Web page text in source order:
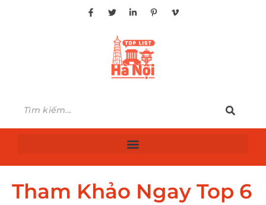
Tham Khảo Ngay Top 6